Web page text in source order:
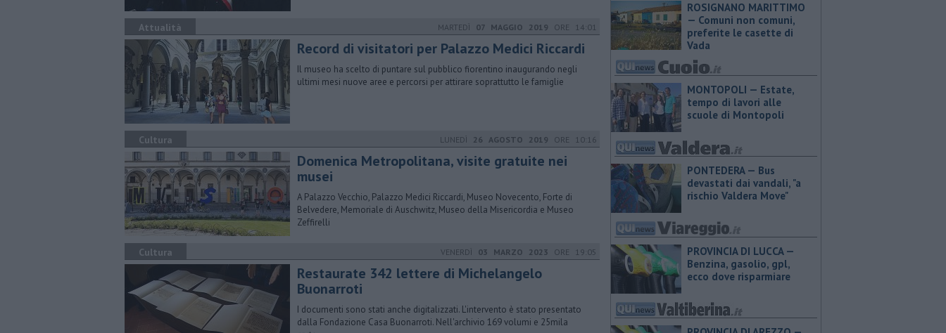
Attualità MARTEDÌ 07 MAGGIO 2019 ORE 14:01
​Record di visitatori per Palazzo Medici Riccardi
Il museo ha scelto di puntare sul pubblico fiorentino inaugurando negli
ultimi mesi nuove aree e percorsi per attirare soprattutto le famiglie
Cultura LUNEDÌ 26 AGOSTO 2019 ORE 10:16
Domenica Metropolitana, visite gratuite nei
musei
A Palazzo Vecchio, Palazzo Medici Riccardi, Museo Novecento, Forte di
Belvedere, Memoriale di Auschwitz, Museo della Misericordia e Museo
Zeffirelli
Cultura VENERDÌ 03 MARZO 2023 ORE 19:05
Restaurate 342 lettere di Michelangelo
Buonarroti
I documenti sono stati anche digitalizzati. L'intervento è stato presentato
dalla Fondazione Casa Buonarroti. Nell'archivio 169 volumi e 25mila
ROSIGNANO MARITTIMO
— Comuni non comuni,
preferite le casette di
Vada
MONTOPOLI — Estate,
tempo di lavori alle
scuole di Montopoli
PONTEDERA — Bus
devastati dai vandali, "a
rischio Valdera Move"
PROVINCIA DI LUCCA — ​
Benzina, gasolio, gpl,
ecco dove risparmiare